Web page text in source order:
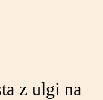
z ulgi na